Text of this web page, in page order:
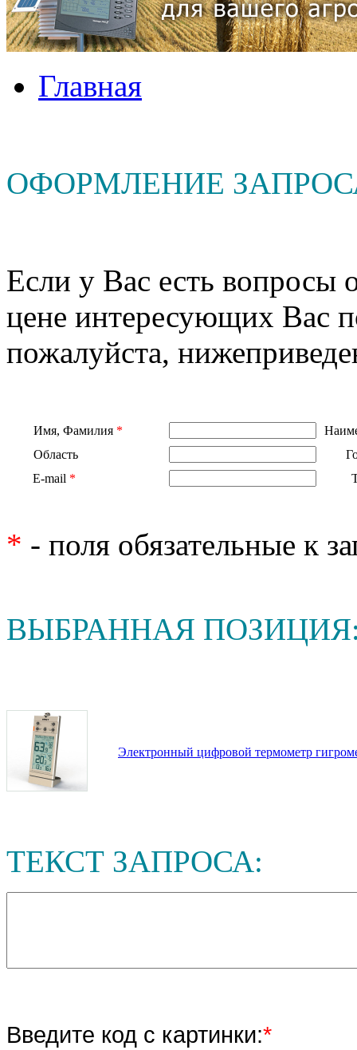
Главная
ОФОРМЛЕНИЕ
Если у Вас есть вопросы
цене интересующих Вас
пожалуйста,
Имя, Фамилия *
Область
E-mail *
* - поля обязательные к
ВЫБРАННАЯ
Электронный цифровой термометр
ТЕКСТ ЗАПРОСА:
Введите код с картинки:*